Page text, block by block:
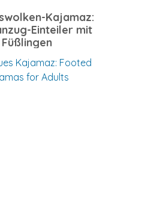
Kajamaz:
Einteiler mit
Füßlingen